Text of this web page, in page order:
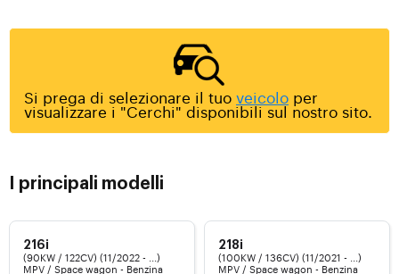
Si prega di selezionare il tuo veicolo per
visualizzare i "Cerchi" disponibili sul nostro sito.
I principali modelli
216i
(90KW / 122CV) (11/2022 - ...)
MPV / Space wagon - Benzina
218i
(100KW / 136CV) (11/2021 - ...)
MPV / Space wagon - Benzina